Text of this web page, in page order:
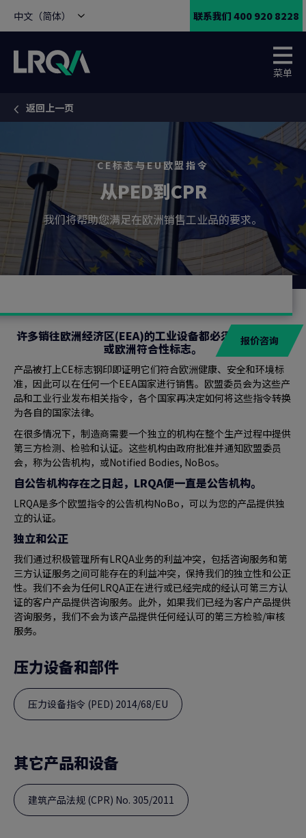
中文（简体） 联系我们 400 920 8228
菜单
You are here:
返回上一页
从PED到CPR
我们将帮助您满足在欧洲销售工业品的要求。
CE标志与EU欧盟指令
报价咨询
许多销往欧洲经济区(EEA)的工业设备都必须加戳CE标志
或欧洲符合性标志。
产品被打上CE标志钢印即证明它们符合欧洲健康、安全和环境标
准，因此可以在任何一个EEA国家进行销售。欧盟委员会为这些产
品和工业行业发布相关指令，各个国家再决定如何将这些指令转换
为各自的国家法律。
在很多情况下，制造商需要一个独立的机构在整个生产过程中提供
第三方检测、检验和认证。这些机构由政府批准并通知欧盟委员
会，称为公告机构，或Notified Bodies, NoBos。
自公告机构存在之日起，LRQA便一直是公告机构。
LRQA是多个欧盟指令的公告机构NoBo，可以为您的产品提供独
立的认证。
独立和公正
我们通过积极管理所有LRQA业务的利益冲突，包括咨询服务和第
三方认证服务之间可能存在的利益冲突，保持我们的独立性和公正
性。我们不会为任何LRQA正在进行或已经完成的经认可第三方认
证的客户产品提供咨询服务。此外，如果我们已经为客户产品提供
咨询服务，我们不会为该产品提供任何经认可的第三方检验/审核
服务。
压力设备和部件
压力设备指令 (PED) 2014/68/EU
其它产品和设备
建筑产品法规 (CPR) No. 305/2011